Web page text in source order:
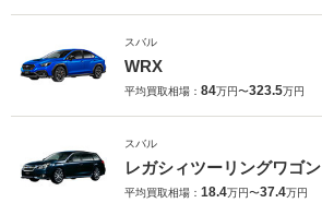
スバル
WRX
平均買取相場： 84万円〜323.5万円
スバル
レガシィツーリングワゴン
平均買取相場： 18.4万円〜37.4万円